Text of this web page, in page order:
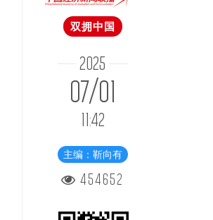
双拥中国
2025
07/01
11:42
主编：靳向有
454652